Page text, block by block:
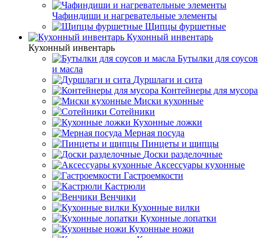
Чафиндиши и нагревательные элементы
Щипцы фуршетные
Кухонный инвентарь
Кухонный инвентарь
Бутылки для соусов
и масла
Дуршлаги и сита
Контейнеры для мусора
Миски кухонные
Сотейники
Кухонные ложки
Мерная посуда
Пинцеты и щипцы
Доски разделочные
Аксессуары кухонные
Гастроемкости
Кастрюли
Венчики
Кухонные вилки
Кухонные лопатки
Кухонные ножи